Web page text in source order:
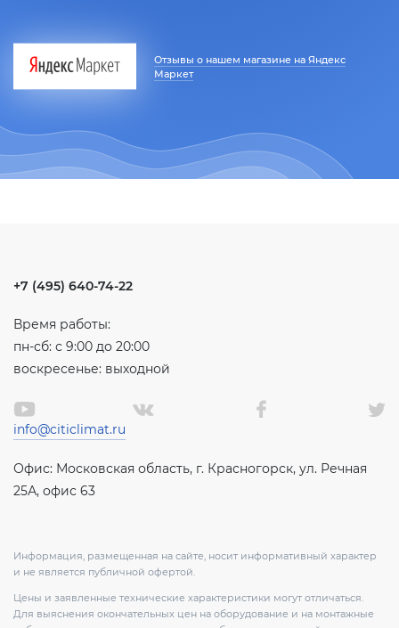
Отзывы о нашем магазине на Яндекс
Маркет
+7 (495) 640-74-22
Время работы:
пн-сб: с 9:00 до 20:00
воскресенье: выходной
info@citiclimat.ru
Офис: Московская область, г. Красногорск, ул. Речная
25А, офис 63
Информация, размещенная на сайте, носит информативный характер
и не является публичной офертой.
Цены и заявленные технические характеристики могут отличаться.
Для выяснения окончательных цен на оборудование и на монтажные